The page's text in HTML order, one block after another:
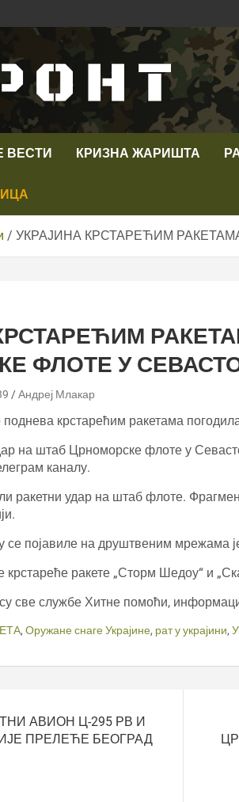
ФРОНТ
ВЕСТИ КРИЗНА ЖАРИШТА
УКРАЈИНА КРСТАРЕЋИМ
ФЛОТЕ У
Андреј Млакар
поднева крстарећим ракетама
на штаб Црноморске флоте у
каналу.
ракетни удар на штаб флоте.
се појавиле на друштвеним мрежама
крстареће ракете „Сторм Шедоу“ и
све службе Хитне помоћи,
, Оружане снаге Украјине, рат у украјини,
АВИОН Ц-295 РВ И
ПРЕЛЕЋЕ БЕОГРАД